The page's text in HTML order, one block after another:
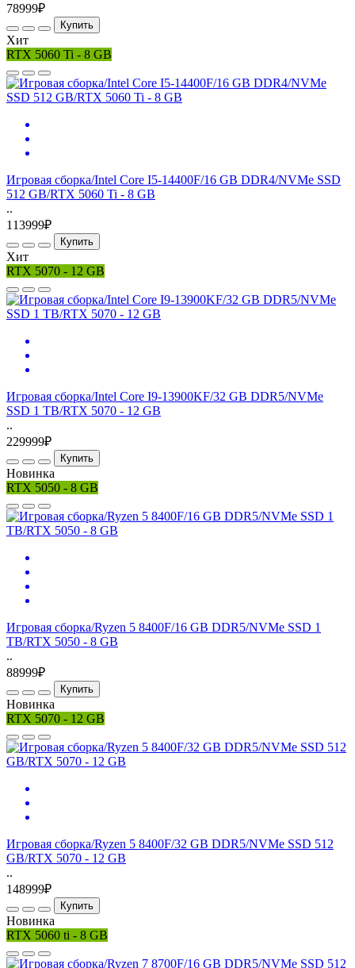
78999₽
Купить
Хит
RTX 5060 Ti - 8 GB
Игровая сборка/Intel Core I5-14400F/16 GB DDR4/NVMe SSD
512 GB/RTX 5060 Ti - 8 GB
..
113999₽
Купить
Хит
RTX 5070 - 12 GB
Игровая сборка/Intel Core I9-13900KF/32 GB DDR5/NVMe
SSD 1 TB/RTX 5070 - 12 GB
..
229999₽
Купить
Новинка
RTX 5050 - 8 GB
Игровая сборка/Ryzen 5 8400F/16 GB DDR5/NVMe SSD 1
TB/RTX 5050 - 8 GB
..
88999₽
Купить
Новинка
RTX 5070 - 12 GB
Игровая сборка/Ryzen 5 8400F/32 GB DDR5/NVMe SSD 512
GB/RTX 5070 - 12 GB
..
148999₽
Купить
Новинка
RTX 5060 ti - 8 GB